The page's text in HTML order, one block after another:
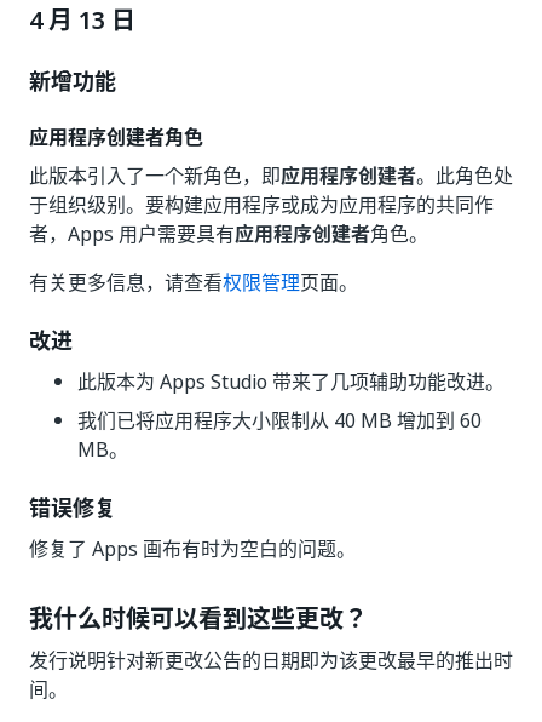
4 月 13 日
新增功能
应用程序创建者角色
此版本引入了一个新角色，即应用程序创建者。此角色处
于组织级别。要构建应用程序或成为应用程序的共同作
者，Apps 用户需要具有应用程序创建者角色。
有关更多信息，请查看权限管理页面。
改进
此版本为 Apps Studio 带来了几项辅助功能改进。
我们已将应用程序大小限制从 40 MB 增加到 60
MB。
错误修复
修复了 Apps 画布有时为空白的问题。
我什么时候可以看到这些更改？
发行说明针对新更改公告的日期即为该更改最早的推出时
间。